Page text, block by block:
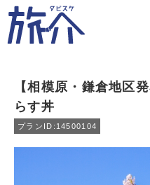
【相模原・鎌倉地区
らす丼
プランID:14500104